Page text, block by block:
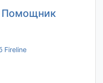
Fireline